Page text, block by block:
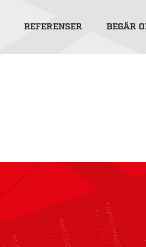
REFERENSER BEGÄR